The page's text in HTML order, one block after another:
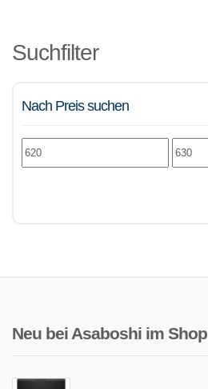
Suchfilter
Nach Preis suchen
Min. Max.
Neu bei Asaboshi im Shop